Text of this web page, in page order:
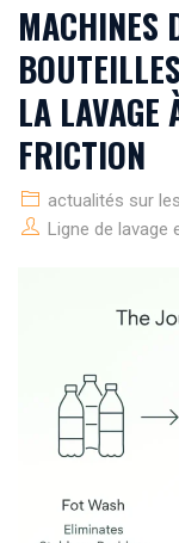
MACHINES
LA LAVAGE
FRICTION
actualités sur
Ligne de lavage